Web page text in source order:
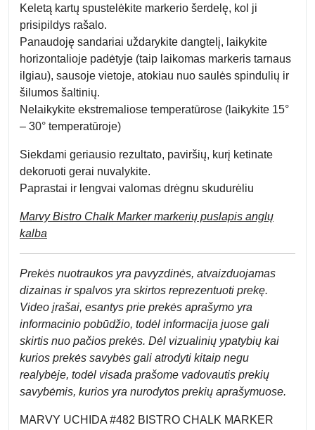
Keletą kartų spustelėkite markerio šerdelę, kol ji
prisipildys rašalo.
Panaudoję sandariai uždarykite dangtelį, laikykite
horizontalioje padėtyje (taip laikomas markeris tarnaus
ilgiau), sausoje vietoje, atokiau nuo saulės spindulių ir
šilumos šaltinių.
Nelaikykite ekstremaliose temperatūrose (laikykite 15°
– 30° temperatūroje)
Siekdami geriausio rezultato, paviršių, kurį ketinate
dekoruoti gerai nuvalykite.
Paprastai ir lengvai valomas drėgnu skudurėliu
Marvy Bistro Chalk Marker markerių puslapis anglų
kalba
Prekės nuotraukos yra pavyzdinės, atvaizduojamas
dizainas ir spalvos yra skirtos reprezentuoti prekę.
Video įrašai, esantys prie prekės aprašymo yra
informacinio pobūdžio, todėl informacija juose gali
skirtis nuo pačios prekės. Dėl vizualinių ypatybių kai
kurios prekės savybės gali atrodyti kitaip negu
realybėje, todėl visada prašome vadovautis prekių
savybėmis, kurios yra nurodytos prekių aprašymuose.
MARVY UCHIDA #482 BISTRO CHALK MARKER